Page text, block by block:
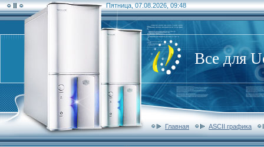
Пятница, 07.08.2026, 09:48
Все для
Главная ASCII графика